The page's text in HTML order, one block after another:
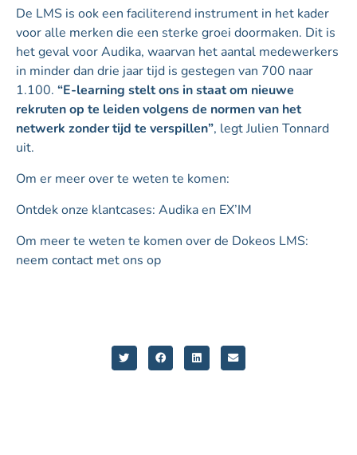
De LMS is ook een faciliterend instrument in het kader
voor alle merken die een sterke groei doormaken. Dit is
het geval voor Audika, waarvan het aantal medewerkers
in minder dan drie jaar tijd is gestegen van 700 naar
1.100. “E-learning stelt ons in staat om nieuwe
rekruten op te leiden volgens de normen van het
netwerk zonder tijd te verspillen”, legt Julien Tonnard
uit.
Om er meer over te weten te komen:
Ontdek onze klantcases: Audika en EX’IM
Om meer te weten te komen over de Dokeos LMS:
neem contact met ons op